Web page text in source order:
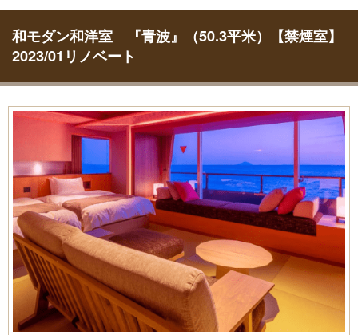
和モダン和洋室 『青波』（50.3平米）【禁煙室】
2023/01リノベート